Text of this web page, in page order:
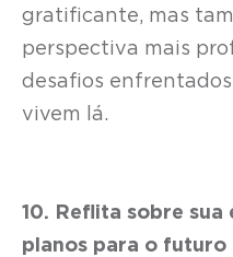
gratificante, mas
perspectiva mais
desafios
vivem lá.
10. Reflita sobre sua
planos para o futuro